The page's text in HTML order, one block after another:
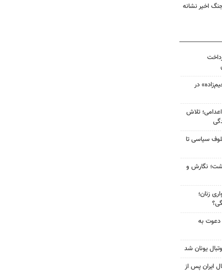
اخیر نشانه
در
تلاش
سیاسی تا
نگارش و
زنان؛
دعوت به
یونان شد
ایران پس از